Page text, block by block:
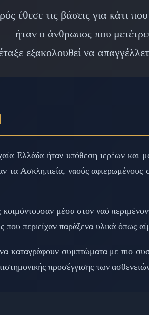
τη
2026⏱️ 10 λεπτά ανάγνωσης
έθεσε τις βάσεις για κάτι
ήταν ο άνθρωπος που
εξακολουθεί να
Ελλάδα ήταν υπόθεση ιερέων και
τα Ασκληπιεία, ναούς αφιερωμένους
μέσα στον ναό
που περιείχαν παράξενα υλικά όπως
καταγράφουν συμπτώματα με πιο
προσέγγισης των